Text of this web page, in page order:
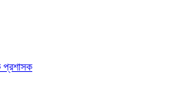
প্রশাসক